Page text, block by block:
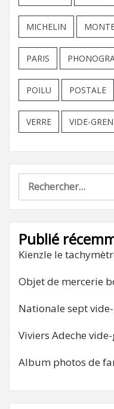
MICHELIN
PARIS
POILU POSTALE
VERRE VIDE-
Rechercher :
Publié
Kienzle le
Objet de mercerie
Nationale sept
Viviers Adeche
Album photos de